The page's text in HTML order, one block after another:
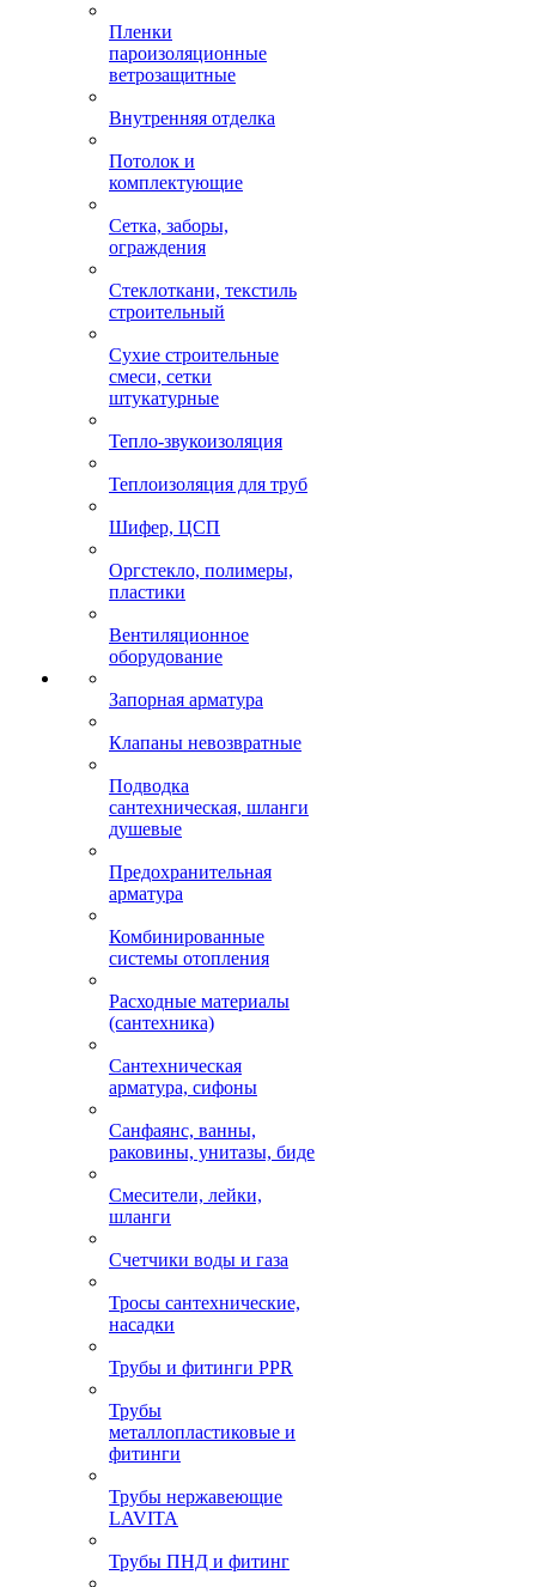
Пленки
пароизоляционные
ветрозащитные
Внутренняя отделка
Потолок и
комплектующие
Сетка, заборы,
ограждения
Стеклоткани, текстиль
строительный
Сухие строительные
смеси, сетки
штукатурные
Тепло-звукоизоляция
Теплоизоляция для труб
Шифер, ЦСП
Оргстекло, полимеры,
пластики
Вентиляционное
оборудование
Запорная арматура
Клапаны невозвратные
Подводка
сантехническая, шланги
душевые
Предохранительная
арматура
Комбинированные
системы отопления
Расходные материалы
(сантехника)
Сантехническая
арматура, сифоны
Санфаянс, ванны,
раковины, унитазы, биде
Смесители, лейки,
шланги
Счетчики воды и газа
Тросы сантехнические,
насадки
Трубы и фитинги PPR
Трубы
металлопластиковые и
фитинги
Трубы нержавеющие
LAVITA
Трубы ПНД и фитинг